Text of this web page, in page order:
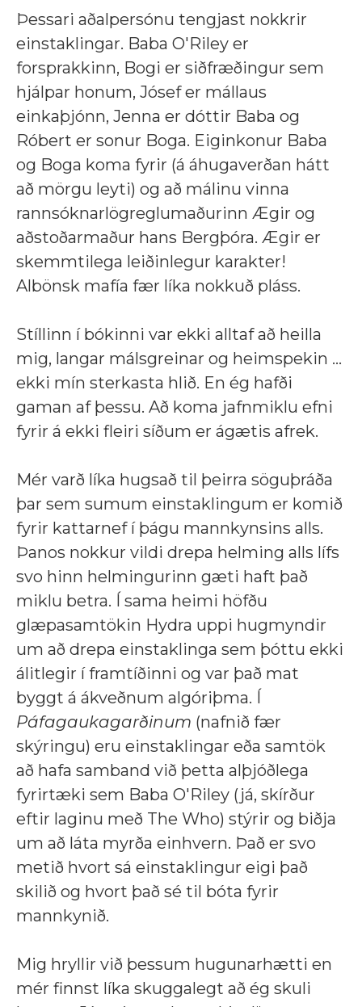
Þessari aðalpersónu tengjast nokkrir
einstaklingar. Baba O'Riley er
forsprakkinn, Bogi er siðfræðingur sem
hjálpar honum, Jósef er mállaus
einkaþjónn, Jenna er dóttir Baba og
Róbert er sonur Boga. Eiginkonur Baba
og Boga koma fyrir (á áhugaverðan hátt
að mörgu leyti) og að málinu vinna
rannsóknarlögreglumaðurinn Ægir og
aðstoðarmaður hans Bergþóra. Ægir er
skemmtilega leiðinlegur karakter!
Albönsk mafía fær líka nokkuð pláss.
Stíllinn í bókinni var ekki alltaf að heilla
mig, langar málsgreinar og heimspekin ...
ekki mín sterkasta hlið. En ég hafði
gaman af þessu. Að koma jafnmiklu efni
fyrir á ekki fleiri síðum er ágætis afrek.
Mér varð líka hugsað til þeirra söguþráða
þar sem sumum einstaklingum er komið
fyrir kattarnef í þágu mannkynsins alls.
Þanos nokkur vildi drepa helming alls lífs
svo hinn helmingurinn gæti haft það
miklu betra. Í sama heimi höfðu
glæpasamtökin Hydra uppi hugmyndir
um að drepa einstaklinga sem þóttu ekki
álitlegir í framtíðinni og var það mat
byggt á ákveðnum algóriþma. Í
Páfagaukagarðinum (nafnið fær
skýringu) eru einstaklingar eða samtök
að hafa samband við þetta alþjóðlega
fyrirtæki sem Baba O'Riley (já, skírður
eftir laginu með The Who) stýrir og biðja
um að láta myrða einhvern. Það er svo
metið hvort sá einstaklingur eigi það
skilið og hvort það sé til bóta fyrir
mannkynið.
Mig hryllir við þessum hugunarhætti en
mér finnst líka skuggalegt að ég skuli